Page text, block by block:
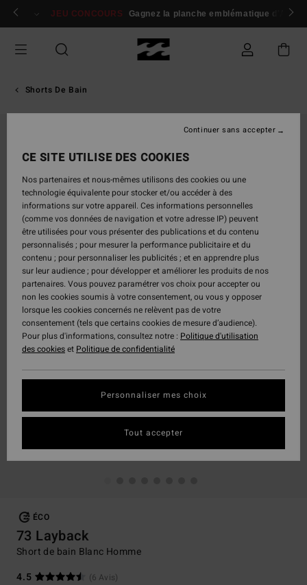
Passer
Se connecter / s'inscrire
JEU CONCOURS Gagnez la planche emblématique d'Andy
Shorts De Bain
ÉCO
73 Layback
Short de bain Blanc Homme
4.5
(6 Avis)
CE SITE UTILISE DES COOKIES
Nos partenaires et nous-mêmes utilisons des cookies ou une
technologie équivalente pour stocker et/ou accéder à des
informations sur votre appareil. Ces informations personnelles
(comme vos données de navigation et votre adresse IP) peuvent
être utilisées pour vous présenter des publications et du contenu
personnalisés ; pour mesurer la performance publicitaire et du
contenu ; pour personnaliser les publicités ; et en apprendre plus
sur leur audience ; pour développer et améliorer les produits de nos
partenaires. Vous pouvez paramétrer vos choix pour accepter ou
non les cookies soumis à votre consentement, ou vous y opposer
lorsque les cookies concernés ne relèvent pas de votre
consentement (tels que certains cookies de mesure d’audience).
Pour plus d'informations, consultez notre : Politique d'utilisation
des cookieset Politique de confidentialité
Personnaliser mes choix
Continuer sans accepter
Tout accepter